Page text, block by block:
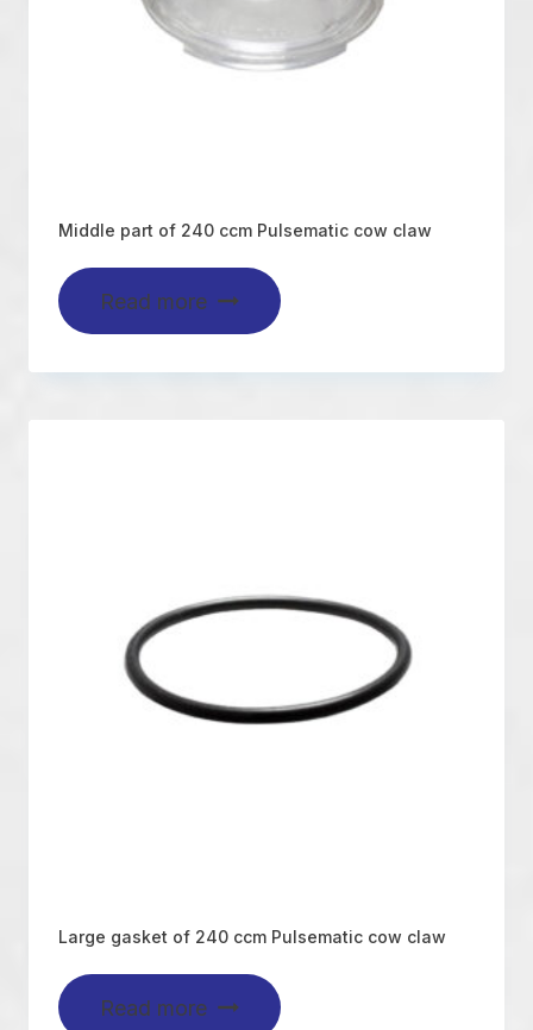
Middle part of 240 ccm Pulsematic cow claw
Read more
Large gasket of 240 ccm Pulsematic cow claw
Read more